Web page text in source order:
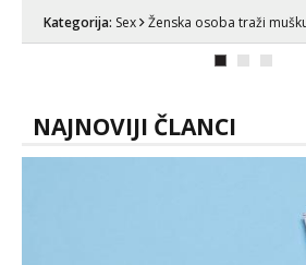
zadovoljiti moje
samo malo
muskar...
Kategorija: Sex Ženska osoba traži
NAJNOVIJI ČLANCI